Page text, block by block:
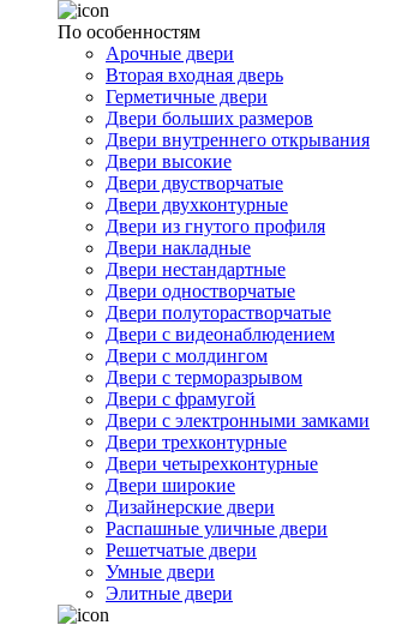
По особенностям
Арочные двери
Вторая входная дверь
Герметичные двери
Двери больших размеров
Двери внутреннего открывания
Двери высокие
Двери двустворчатые
Двери двухконтурные
Двери из гнутого профиля
Двери накладные
Двери нестандартные
Двери одностворчатые
Двери полуторастворчатые
Двери с видеонаблюдением
Двери с молдингом
Двери с терморазрывом
Двери с фрамугой
Двери с электронными замками
Двери трехконтурные
Двери четырехконтурные
Двери широкие
Дизайнерские двери
Распашные уличные двери
Решетчатые двери
Умные двери
Элитные двери